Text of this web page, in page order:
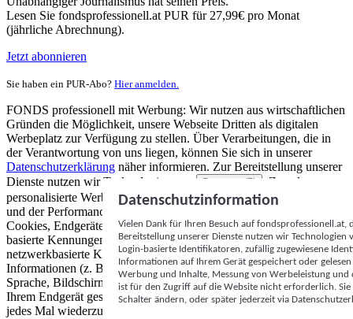
Lesen Sie fondsprofessionell.at PUR für 27,99€ pro Monat
(jährliche Abrechnung).
Jetzt abonnieren
Sie haben ein PUR-Abo? Hier anmelden.
FONDS professionell mit Werbung: Wir nutzen aus wirtschaftlichen
Gründen die Möglichkeit, unsere Webseite Dritten als digitalen
Werbeplatz zur Verfügung zu stellen. Über Verarbeitungen, die in
der Verantwortung von uns liegen, können Sie sich in unserer
Datenschutzerklärung näher informieren. Zur Bereitstellung unserer
Dienste nutzen wir Technologien von
Partnern (5)
. Zwecke:
personalisierte Werbung und Inhalte, Messung von Werbeleistung
und der Performance von Inhalten sowie Zielgruppenforschung.
Cookies, Endgeräte- oder ähnliche Online-Kennungen (z. B. login-
basierte Kennungen, zufällig generierte Kennungen,
netzwerkbasierte Kennungen) können zusammen mit anderen
Informationen (z. B. Browsertyp und Browserinformationen,
Sprache, Bildschirmgröße, unterstützte Technologien usw.) auf
Ihrem Endgerät gespeichert oder von dort ausgelesen werden, um es
jedes Mal wiederzuerkennen, wenn es eine App oder einer Webseite
Datenschutzinformation
Vielen Dank für Ihren Besuch auf
Bereitstellung unserer Dienste nutzen wir Technologien
Login-basierte Identifikatoren, zufällig zugewiesene
Informationen auf Ihrem Gerät gespeichert oder
Werbung und Inhalte, Messung von Werbeleistung
ist für den Zugriff auf die Website nicht erforderlich.
Schalter ändern, oder später jederzeit via